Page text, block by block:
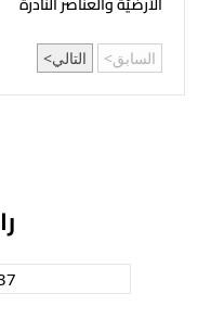
السابق التالي